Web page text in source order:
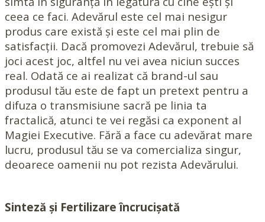
ceea ce faci. Adevărul este cel mai nesigur
produs care există și este cel mai plin de
satisfacții. Dacă promovezi Adevărul, trebuie să
joci acest joc, altfel nu vei avea niciun succes
real. Odată ce ai realizat că brand-ul sau
produsul tău este de fapt un pretext pentru a
difuza o transmisiune sacră pe linia ta
fractalică, atunci te vei regăsi ca exponent al
Magiei Executive. Fără a face cu adevărat mare
lucru, produsul tău se va comercializa singur,
deoarece oamenii nu pot rezista Adevărului.
Sinteză și Fertilizare încrucișată